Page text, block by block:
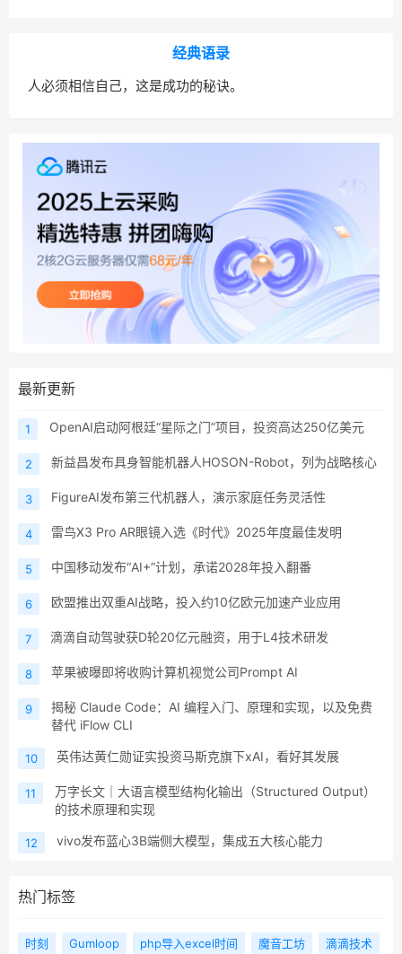
经典语录
人必须相信自己，这是成功的秘诀。
最新更新
1 OpenAI启动阿根廷“星际之门”项目，投资高达250亿美元
2 新益昌发布具身智能机器人HOSON-Robot，列为战略核心
3 FigureAI发布第三代机器人，演示家庭任务灵活性
4 雷鸟X3 Pro AR眼镜入选《时代》2025年度最佳发明
5 中国移动发布“AI+”计划，承诺2028年投入翻番
6 欧盟推出双重AI战略，投入约10亿欧元加速产业应用
7 滴滴自动驾驶获D轮20亿元融资，用于L4技术研发
8 苹果被曝即将收购计算机视觉公司Prompt AI
9
揭秘 Claude Code：AI 编程入门、原理和实现，以及免费
替代 iFlow CLI
10 英伟达黄仁勋证实投资马斯克旗下xAI，看好其发展
11
万字长文｜大语言模型结构化输出（Structured Output）
的技术原理和实现
12 vivo发布蓝心3B端侧大模型，集成五大核心能力
热门标签
时刻 Gumloop php导入excel时间 魔音工坊 滴滴技术